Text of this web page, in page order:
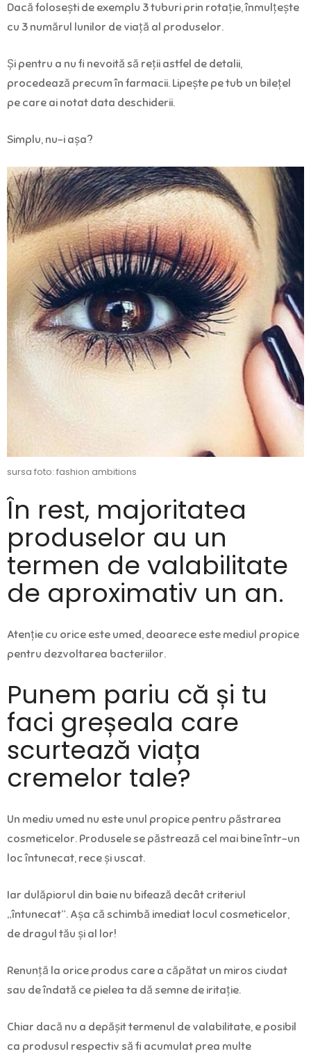
Dacă folosești de exemplu 3 tuburi prin rotație, înmulțește
cu 3 numărul lunilor de viață al produselor.
Și pentru a nu fi nevoită să reții astfel de detalii,
procedează precum în farmacii. Lipește pe tub un bilețel
pe care ai notat data deschiderii.
Simplu, nu-i așa?
sursa foto: fashion ambitions
În rest, majoritatea
produselor au un
termen de valabilitate
de aproximativ un an.
Atenție cu orice este umed, deoarece este mediul propice
pentru dezvoltarea bacteriilor.
Punem pariu că și tu
faci greșeala care
scurtează viața
cremelor tale?
Un mediu umed nu este unul propice pentru păstrarea
cosmeticelor. Produsele se păstrează cel mai bine într-un
loc întunecat, rece și uscat.
Iar dulăpiorul din baie nu bifează decât criteriul
„întunecat”. Așa că schimbă imediat locul cosmeticelor,
de dragul tău și al lor!
Renunță la orice produs care a căpătat un miros ciudat
sau de îndată ce pielea ta dă semne de iritație.
Chiar dacă nu a depășit termenul de valabilitate, e posibil
ca produsul respectiv să fi acumulat prea multe